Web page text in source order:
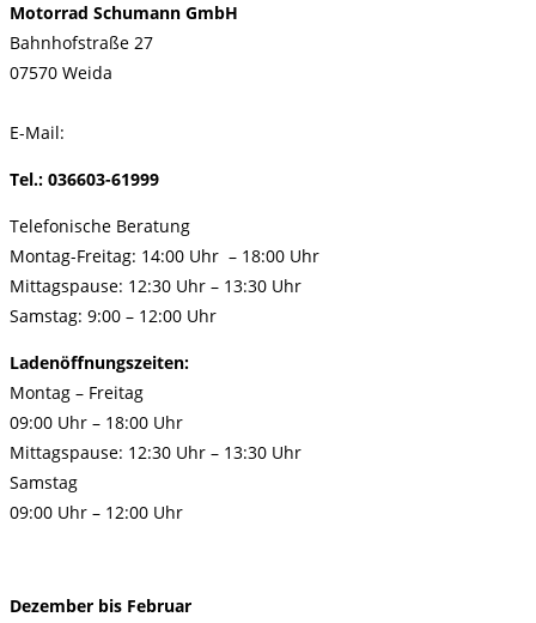
Motorrad Schumann GmbH
Bahnhofstraße 27
07570 Weida
E-Mail:
Tel.: 036603-61999
Telefonische Beratung
Montag-Freitag: 14:00 Uhr – 18:00 Uhr
Mittagspause: 12:30 Uhr – 13:30 Uhr
Samstag: 9:00 – 12:00 Uhr
Ladenöffnungszeiten:
Montag – Freitag
09:00 Uhr – 18:00 Uhr
Mittagspause: 12:30 Uhr – 13:30 Uhr
Samstag
09:00 Uhr – 12:00 Uhr
Dezember bis Februar